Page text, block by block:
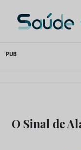
to
content
Saúde Oral
PUB
O Sinal de